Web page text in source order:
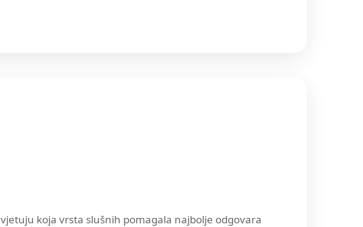
koja vrsta slušnih pomagala najbolje odgovara